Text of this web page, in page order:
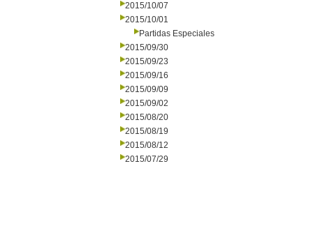
2015/10/07
2015/10/01
Partidas Especiales
2015/09/30
2015/09/23
2015/09/16
2015/09/09
2015/09/02
2015/08/20
2015/08/19
2015/08/12
2015/07/29